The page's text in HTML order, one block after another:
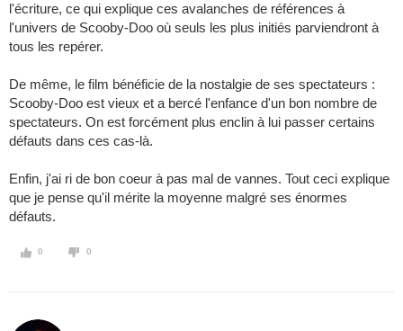
l'écriture, ce qui explique ces avalanches de références à
l'univers de Scooby-Doo où seuls les plus initiés parviendront à
tous les repérer.
De même, le film bénéficie de la nostalgie de ses spectateurs :
Scooby-Doo est vieux et a bercé l'enfance d'un bon nombre de
spectateurs. On est forcément plus enclin à lui passer certains
défauts dans ces cas-là.
Enfin, j'ai ri de bon coeur à pas mal de vannes. Tout ceci explique
que je pense qu'il mérite la moyenne malgré ses énormes
défauts.
0 0